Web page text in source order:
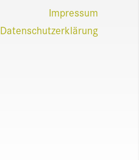
Impres­sum
Daten­schut­zerklärung